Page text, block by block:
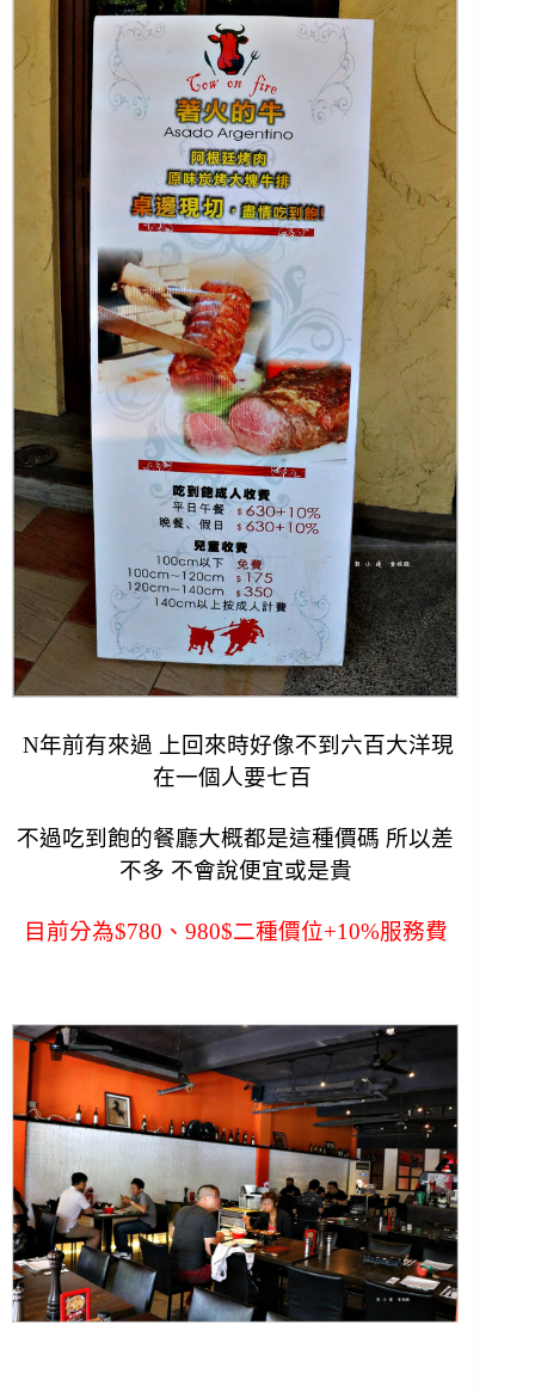
N年前有來過 上回來時好像不到六百大洋現
在一個人要七百
不過吃到飽的餐廳大概都是這種價碼 所以差
不多 不會說便宜或是貴
目前分為$780、980$二種價位+10%服務費